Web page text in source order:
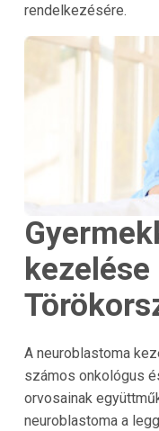
rendelkezésére.
kezelése
A neuroblastoma
számos onkológus
orvosainak
neuroblastoma a